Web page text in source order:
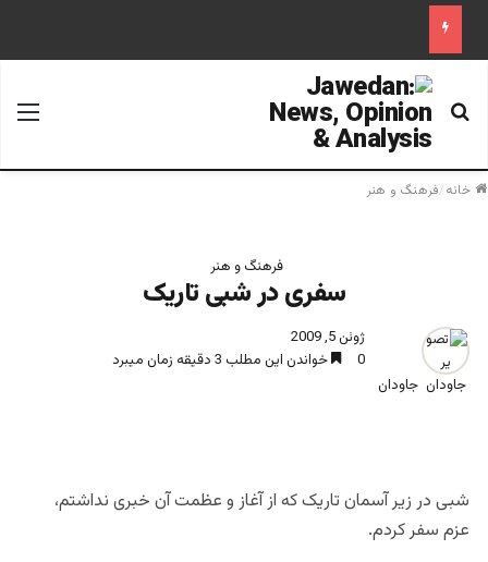
جستجو برای
خانه/فرهنگ و هنر
فرهنگ و هنر
سفری در شبی تاریک
جاودان
ژوئن 5, 2009
0
خواندن این مطلب 3 دقیقه زمان میبرد
شبی در زیر آسمان تاریک که از آغاز و عظمت آن خبری نداشتم،
عزم سفر کردم.